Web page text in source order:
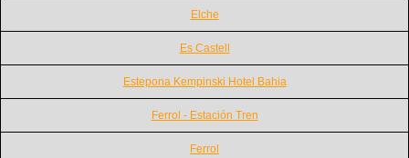
Elche
Es Castell
Estepona Kempinski Hotel Bahia
Ferrol - Estación Tren
Ferrol